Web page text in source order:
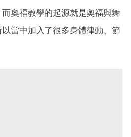
奧福教學的起源就是奧福與舞
當中加入了很多身體律動、節